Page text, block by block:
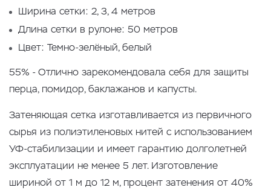
Ширина сетки: 2, 3, 4 метров
Длина сетки в рулоне: 50 метров
Цвет: Темно-зелёный, белый
55% - Отлично зарекомендовала себя для защиты
перца, помидор, баклажанов и капусты.
Затеняющая сетка изготавливается из первичного
сырья из полиэтиленовых нитей с использованием
УФ-стабилизации и имеет гарантию долголетней
эксплуатации не менее 5 лет. Изготовление
шириной от 1 м до 12 м, процент затенения от 40%